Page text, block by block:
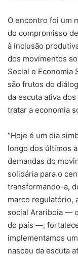
O encontro foi um
do compromisso
à inclusão
dos movimentos
Social e Economia
são frutos do
da escuta ativa
tratar a economia
“Hoje é um dia
longo dos últimos
demandas do
solidária para o
transformando-a,
marco regulatório,
social Arariboia —
do país —,
implementamos
nasceu da escuta